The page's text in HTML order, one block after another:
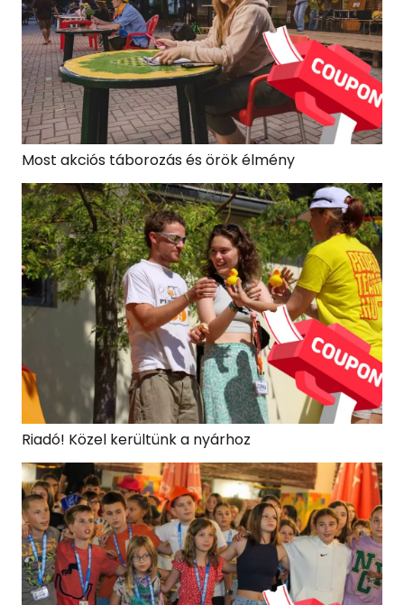
Most akciós táborozás és örök élmény
Riadó! Közel kerültünk a nyárhoz